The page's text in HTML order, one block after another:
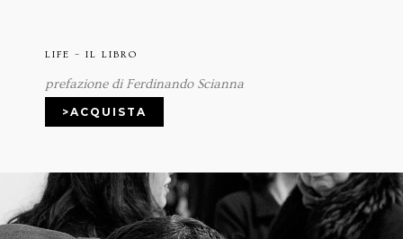
LIFE – IL LIBRO
prefazione di Ferdinando Scianna
>ACQUISTA